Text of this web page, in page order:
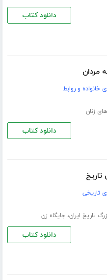
دانلود کتاب
مردان
خانواده و روابط
زنان
دانلود کتاب
تاریخ
تاریخی
تاریخ ایران، جایگاه زن
دانلود کتاب